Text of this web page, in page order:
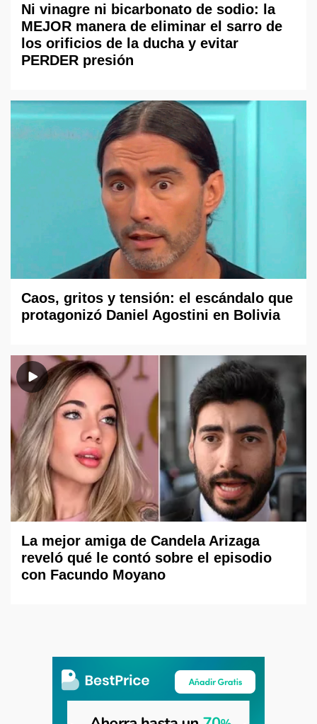
Ni vinagre ni bicarbonato de sodio: la
MEJOR manera de eliminar el sarro de
los orificios de la ducha y evitar
PERDER presión
Caos, gritos y tensión: el escándalo que
protagonizó Daniel Agostini en Bolivia
La mejor amiga de Candela Arizaga
reveló qué le contó sobre el episodio
con Facundo Moyano